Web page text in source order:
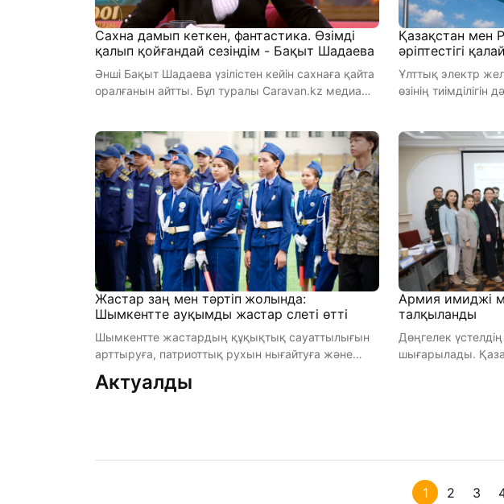
Сахна дамып кеткен, фантастика. Өзімді
қалып қойғандай сезіндім - Бақыт Шадаева
Әнші Бақыт Шадаева үзілістен кейін сахнаға қайта
оралғанын айтты. Бұл туралы Caravan.kz медиа
Қазақстан мен
әріптестігі
Ұлттық электр
өзінің тиімділігін дәлелдеуде.
Жастар заң мен тәртіп жолында:
Шымкентте ауқымды жастар слеті өтті
Шымкентте жастардың құқықтық сауаттылығын
арттыруға, патриоттық рухын нығайтуға және
Армия имиджі
талқыланды
Дөңгелек
шығарылады. Қазақстан Республикасының
Актуалды
1 2 3